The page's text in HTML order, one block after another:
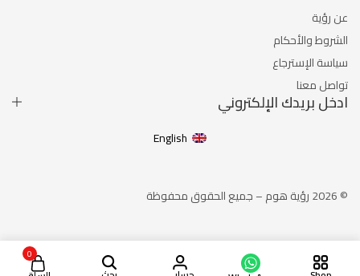
عن رؤية
الشروط والأحكام
سياسة الإسترجاع
تواصل معنا
ادخل بريدك الإلكتروني
English
© 2026 رؤية هوم – جميع الحقوق محفوظة
0